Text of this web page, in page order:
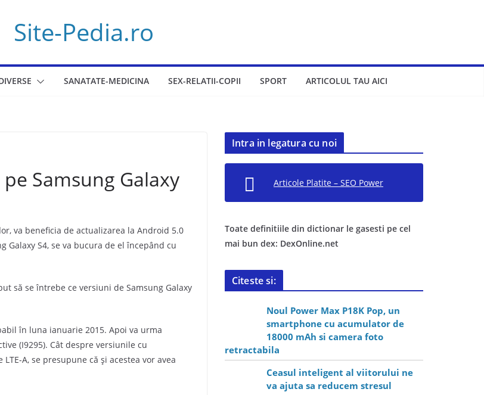
Site-Pedia.ro
SANATATE-MEDICINA SEX-RELATII-COPII SPORT ARTICOLUL TAU AICI
Samsung Galaxy
va beneficia de actualizarea la Android 5.0
Galaxy S4, se va bucura de el începând cu
să se întrebe ce versiuni de Samsung Galaxy
în luna ianuarie 2015. Apoi va urma
(I9295). Cât despre versiunile cu
LTE-A, se presupune că şi acestea vor avea
Intra in legatura cu noi
Articole Platite – SEO Power
Toate definitiile din dictionar le gasesti pe cel
mai bun dex: DexOnline.net
Citeste si:
Noul Power Max P18K Pop, un
smartphone cu acumulator de
18000 mAh si camera foto
retractabila
Ceasul inteligent al viitorului ne
va ajuta sa reducem stresul